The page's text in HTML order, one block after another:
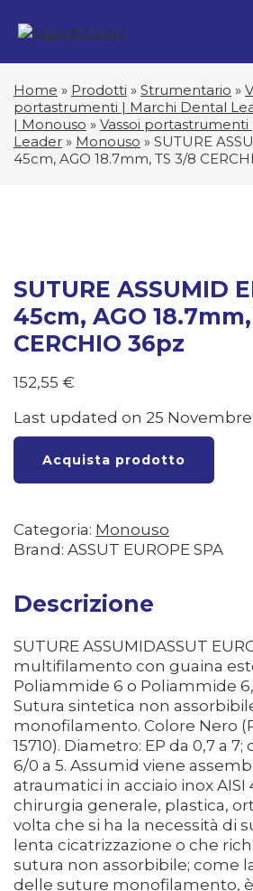
Home » Prodotti » Strumentario »
portastrumenti | Marchi Dental
| Monouso » Vassoi
Leader » Monouso » SUTURE
45cm, AGO 18.7mm, TS 3/8
SUTURE ASSUMID
45cm, AGO
CERCHIO 36pz
152,55 €
Last updated on 25 Novembre
Acquista prodotto
Categoria: Monouso
Brand: ASSUT EUROPE SPA
Descrizione
SUTURE ASSUMIDASSUT
multifilamento con guaina
Poliammide 6 o Poliammide
Sutura sintetica non
monofilamento. Colore Nero
15710). Diametro: EP da 0,7 a
6/0 a 5. Assumid viene
atraumatici in acciaio inox AISI
chirurgia generale, plastica,
volta che si ha la necessità di
lenta cicatrizzazione o che
sutura non assorbibile; come
delle suture monofilamento,